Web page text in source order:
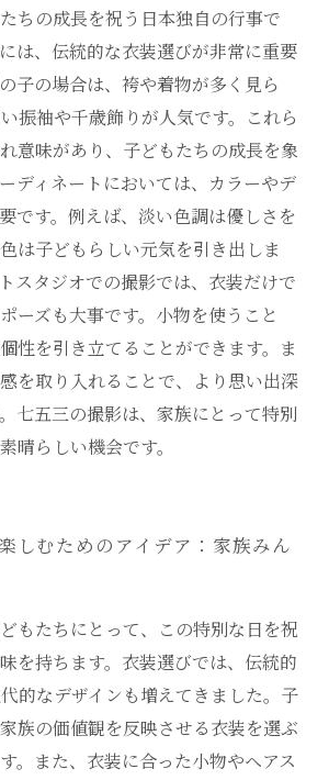
ちの成長を祝う日本独自の行事で
は、伝統的な衣装選びが非常に重要
子の場合は、袴や着物が多く見ら
振袖や千歳飾りが人気です。これら
意味があり、子どもたちの成長を象
ディネートにおいては、カラーやデ
です。例えば、淡い色調は優しさを
は子どもらしい元気を引き出しま
スタジオでの撮影では、衣装だけで
ーズも大事です。小物を使うこと
性を引き立てることができます。ま
を取り入れることで、より思い出深
七五三の撮影は、家族にとって特別
晴らしい機会です。
しむためのアイデア：家族みん
もたちにとって、この特別な日を祝
を持ちます。衣装選びでは、伝統的
的なデザインも増えてきました。子
族の価値観を反映させる衣装を選ぶ
。また、衣装に合った小物やヘアス